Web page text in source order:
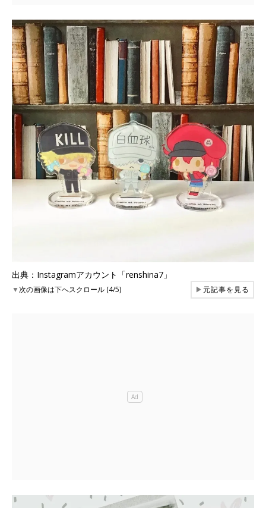
出典：Instagramアカウント「renshina7」
▼次の画像は下へスクロール (4/5) ▶元記事を見る